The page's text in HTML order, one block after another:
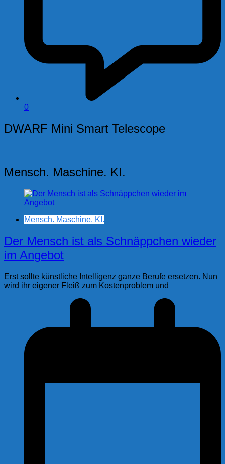
0
DWARF Mini Smart Telescope
Mensch. Maschine. KI.
Mensch. Maschine. KI.
Der Mensch ist als Schnäppchen wieder
im Angebot
Erst sollte künstliche Intelligenz ganze Berufe ersetzen. Nun
wird ihr eigener Fleiß zum Kostenproblem und